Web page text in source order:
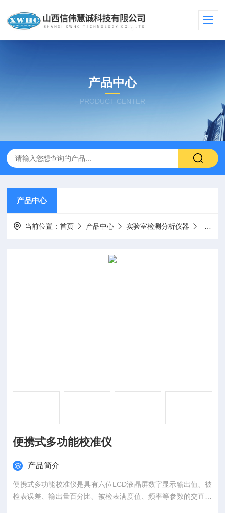
产品中心
PRODUCT CENTER
产品中心
当前位置：首页 产品中心 实验室检测分析仪器
便携式多功能校准仪
产品简介
便携式多功能校准仪是具有六位LCD液晶屏数字显示输出值、被
检表误差、输出量百分比、被检表满度值、频率等参数的交直流
电压、电流校准源。另设8档电阻器组，方便校准万用表电阻